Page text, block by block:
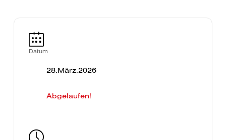
Datum
28.März.2026
Abgelaufen!